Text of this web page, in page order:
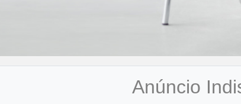
Anúncio